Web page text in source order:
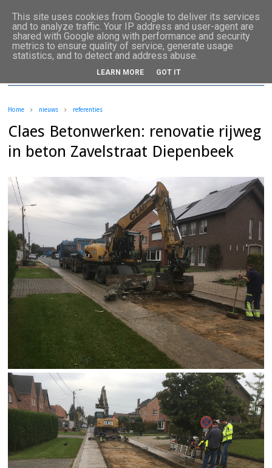
Home nieuws referenties
Claes Betonwerken: renovatie rijweg
in beton Zavelstraat Diepenbeek
This site uses cookies from Google to deliver its services
and to analyze traffic. Your IP address and user-agent are
shared with Google along with performance and security
metrics to ensure quality of service, generate usage
statistics, and to detect and address abuse.
LEARN MORE GOT IT